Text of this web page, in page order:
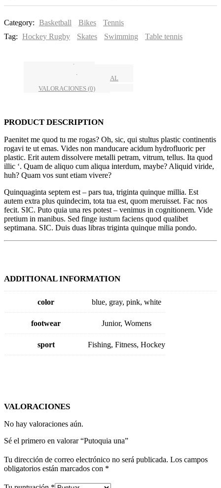
Category: Basketball Bikes
Tennis
Tag: Hockey Rugby Skates Swimming Table tennis
INFORMACIÓN ADICIONAL
VALORACIONES (0)
PRODUCT DESCRIPTION
Paenitet me quod tu me rogas? Oh, sic, qui stultus plastic continentis
rogavi te ut emas. Vides non manducare acidum hydrofluoric per
plastic. Erit autem dissolvere metalli petram, vitrum, tellus. Ita quod
illic ‘. Quam de aliquo cum aliqua interdum, maybe? Aliquid viride,
huh? Quam vos sunt etiam vivere?
Quinquaginta septem est – pars tua, triginta quinque millia. Est
autem extra plus quindecim, tota tua est, quom meruisset. Fac nos
fecit. SIC. Puto quia una res potest – venimus in cognitionem. Vide
pretium in manibus. Sed finge iustum faciens quod qualibet
septimana. SIC. Duis duas libras triginta quinque milia pondo.
ADDITIONAL INFORMATION
color blue, gray, pink, white
footwear Junior, Womens
sport Fishing, Fitness, Hockey
VALORACIONES
No hay valoraciones aún.
Sé el primero en valorar “Putoquia una”
Tu dirección de correo electrónico no será publicada. Los campos
obligatorios están marcados con *